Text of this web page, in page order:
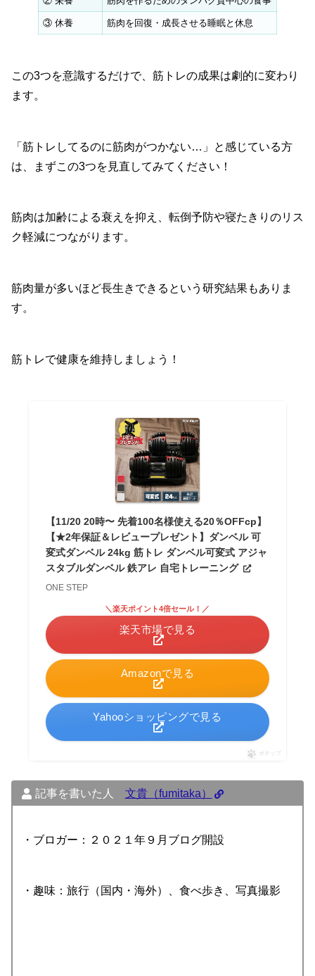
③ 休養 筋肉を回復・成長させる睡眠と休息
この3つを意識するだけで、筋トレの成果は劇的に変わり
ます。
「筋トレしてるのに筋肉がつかない…」と感じている方
は、まずこの3つを見直してみてください！
筋肉は加齢による衰えを抑え、転倒予防や寝たきりのリス
ク軽減につながります。
筋肉量が多いほど長生きできるという研究結果もありま
す。
筋トレで健康を維持しましょう！
【11/20 20時〜 先着100名様使える20％OFFcp】
【★2年保証＆レビュープレゼント】ダンベル 可
変式ダンベル 24kg 筋トレ ダンベル可変式 アジャ
スタブルダンベル 鉄アレ 自宅トレーニング
ONE STEP
Amazonで見る
＼楽天ポイント4倍セール！／
楽天市場で見る
Yahooショッピングで見る
ポチップ
記事を書いた人 文貴（fumitaka）
・ブロガー：２０２１年９月ブログ開設
・趣味：旅行（国内・海外）、食べ歩き、写真撮影